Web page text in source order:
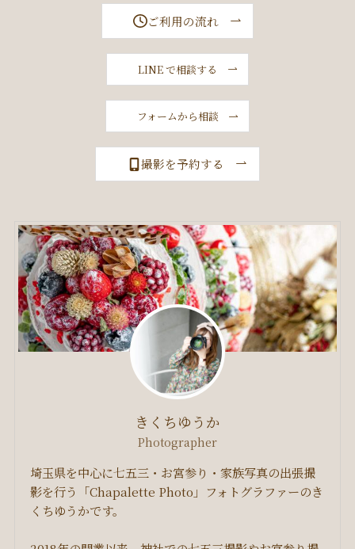
ご利用の流れ
LINE で相談する
フォームから相談
撮影を予約する
きくちゆうか
Photographer
埼玉県を中心に七五三・お宮参り・家族写真の出張撮
影を行う「Chapalette Photo」フォトグラファーのき
くちゆうかです。